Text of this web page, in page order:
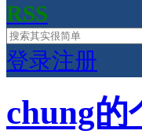
RSS
登录注册
chung的